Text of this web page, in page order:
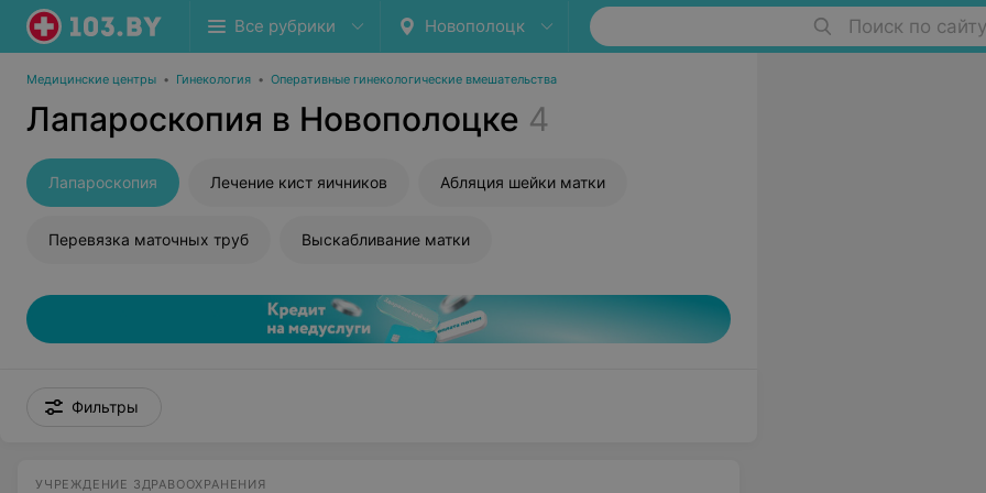
Все рубрики Новополоцк Поиск по сайту
Медицинские центры • Гинекология • Оперативные гинекологические вмешательства
Лапароскопия в Новополоцке 4
Лапароскопия Лечение кист яичников Абляция шейки матки
Перевязка маточных труб Выскабливание матки
Фильтры
УЧРЕЖДЕНИЕ ЗДРАВООХРАНЕНИЯ